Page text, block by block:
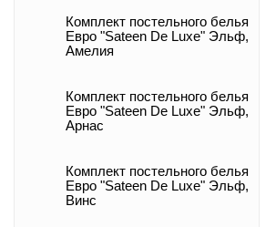
Комплект постельного белья
Евро "Sateen De Luxe" Эльф,
Амелия
Комплект постельного белья
Евро "Sateen De Luxe" Эльф,
Арнас
Комплект постельного белья
Евро "Sateen De Luxe" Эльф,
Винс